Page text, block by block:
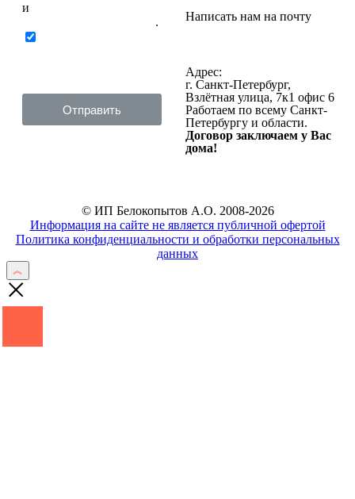
и
.
Отправить
Написать нам на почту
Адрес:
г. Санкт-Петербург,
Взлётная улица, 7к1 офис 6
Работаем по всему Санкт-
Петербургу и области.
Договор заключаем у Вас
дома!
© ИП Белокопытов А.О. 2008-2026
Информация на сайте не является публичной офертой
Политика конфиденциальности и обработки персональных
данных